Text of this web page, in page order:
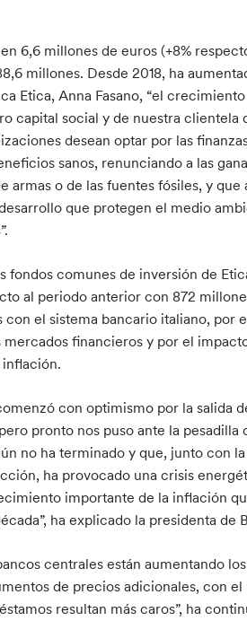
6,6 millones de euros (+8%
millones. Desde 2018, ha
Etica, Anna Fasano, “el
capital social y de nuestra clientela
desean optar por las
sanos, renunciando a las
armas o de las fuentes fósiles, y que
que protegen el medio
fondos comunes de inversión de
al periodo anterior con 872
con el sistema bancario italiano, por
financieros y por el
inflación.
con optimismo por la salida
pronto nos puso ante la pesadilla
no ha terminado y que, junto con
ha provocado una crisis
importante de la inflación
ha explicado la presidenta de
centrales están aumentando
de precios adicionales, con el
resultan más caros”, ha